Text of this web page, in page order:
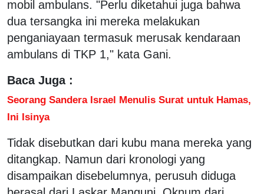
mobil ambulans. "Perlu diketahui juga bahwa
dua tersangka ini mereka melakukan
penganiayaan termasuk merusak kendaraan
ambulans di TKP 1," kata Gani.
Baca Juga :
Seorang Sandera Israel Menulis Surat untuk Hamas,
Ini Isinya
Tidak disebutkan dari kubu mana mereka yang
ditangkap. Namun dari kronologi yang
disampaikan disebelumnya, perusuh diduga